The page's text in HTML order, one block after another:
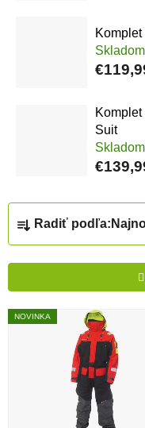
Skladom
Suit
Skladom
Radenie
Radiť podľa:
Výpis
NOVINKA